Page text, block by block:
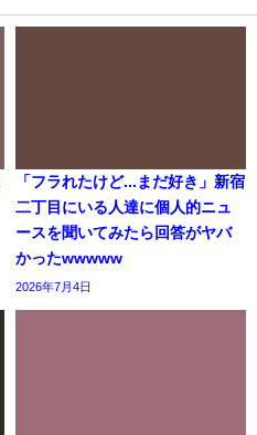
「フラれたけど...まだ好き」新宿
二丁目にいる人達に個人的ニュ
ースを聞いてみたら回答がヤバ
かったwwwww
2026年7月4日